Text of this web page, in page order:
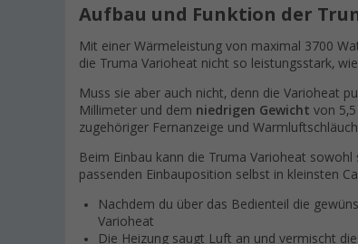
Aufbau und Funktion der
Mit einer Wärmeleistung von maximal 3700
die Truma Varioheat nicht so leistungsstark,
Muss sie aber auch nicht, denn die Varioheat
Millimeter und dem niedrigen Gewicht von
zugehöriger Fernanzeige und
Beim Einbau kann die Truma Varioheat
passenden Einbauposition selbst in kleinsten
Nachdem du über das Bedienteil die
Varioheat
Die Heizung saugt Luft an und vermischt